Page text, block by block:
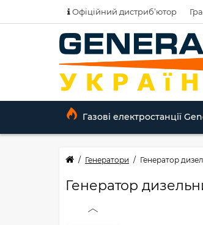
Офіційний дистриб’ютор
Газові електростанції
Генератори Генератор
Генератор